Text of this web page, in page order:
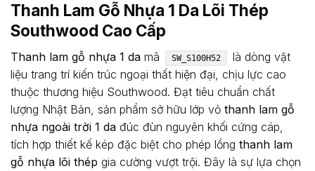
Thanh Lam Gỗ Nhựa 1 Da Lõi Thép
Southwood Cao Cấp
Thanh lam gỗ nhựa 1 da mã SW_S100H52
là dòng vật
liệu trang trí kiến trúc ngoại thất hiện đại, chịu lực cao
thuộc thương hiệu Southwood. Đạt tiêu chuẩn chất
lượng Nhật Bản, sản phẩm sở hữu lớp vỏ thanh lam gỗ
nhựa ngoài trời 1 da đúc đùn nguyên khối cứng cáp,
tích hợp thiết kế kép đặc biệt cho phép lồng thanh lam
gỗ nhựa lõi thép gia cường vượt trội. Đây là sự lựa chọn